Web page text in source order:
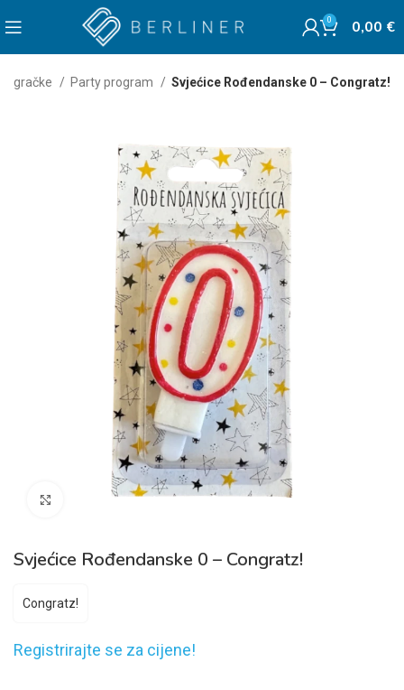
0 0,00 €
Igračke Party program Svjećice Rođendanske 0 – Congratz!
Click to enlarge
Svjećice Rođendanske 0 – Congratz!
Congratz!
Registrirajte se za cijene!